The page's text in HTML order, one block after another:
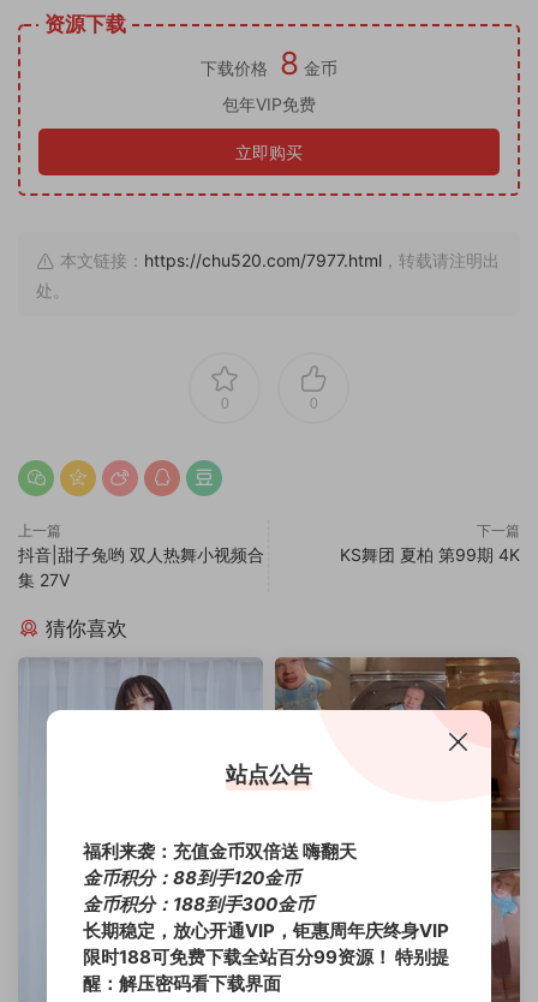
资源下载
下载价格 8 金币
包年VIP免费
立即购买
本文链接： https://chu520.com/7977.html ，转载请注明出
处。
0 0
上一篇
抖音|甜子兔哟 双人热舞小视频合
集 27V
下一篇
KS舞团 夏柏 第99期 4K
猜你喜欢
站点公告
福利来袭：充值金币双倍送 嗨翻天
金币积分：88到手120金币
金币积分：188到手300金币
长期稳定，放心开通VIP，钜惠周年庆终身VIP
限时188可免费下载全站百分99资源！ 特别提
醒：解压密码看下载界面